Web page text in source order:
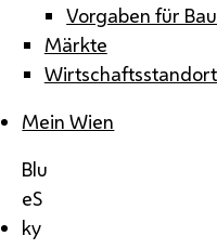
Vorgaben für
Märkte
Mein Wien
Blu
eS
ky